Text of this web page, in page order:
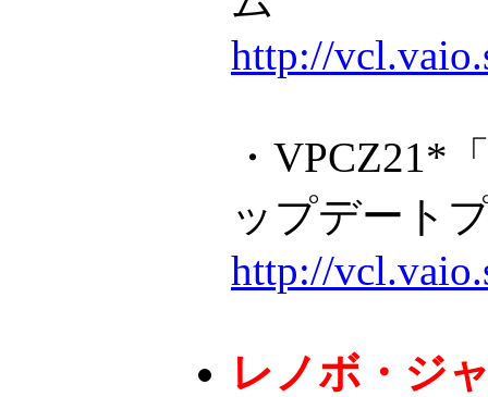
http://
・VPCZ21*
ップデート
http://
レノボ・ジ